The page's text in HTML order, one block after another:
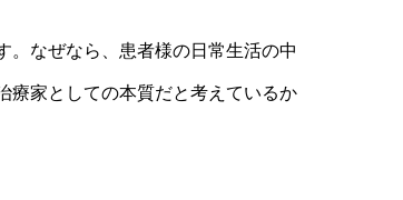
。なぜなら、患者様の日常生活の中
療家としての本質だと考えているか